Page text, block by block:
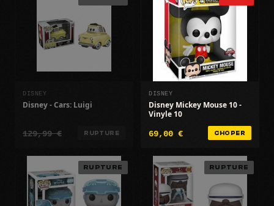
DISNEY
Disney - Cars: Luigi
129,99 € RUPTURE
DISNEY
Disney Mickey Mouse 10 -
Vinyle 10
69,00 € CHOPER
RUPTURE RUPTURE